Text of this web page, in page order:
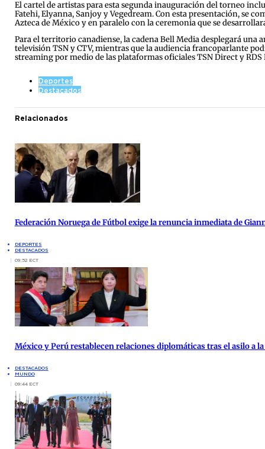
El cartel de artistas para esta segunda inauguración del torneo
Fatehi, Elyanna, Sanjoy y Vegedream. Con esta presentación, se
Azteca de México y en paralelo con la ceremonia que se
Para el territorio canadiense, la cadena Bell Media desplegará
televisión TSN y CTV, mientras que la audiencia francoparlante
streaming por medio de las plataformas oficiales TSN Direct y
Deportes
Destacados
Relacionados
Federación Noruega de Fútbol exige la renuncia inmediata de
DEPORTES
DESTACADOS
09:52 ECT
México y Perú restablecen relaciones diplomáticas tras el asilo a
DESTACADOS
MUNDO
09:44 ECT